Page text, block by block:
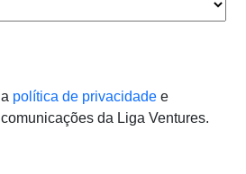
política de privacidade e
da Liga Ventures.